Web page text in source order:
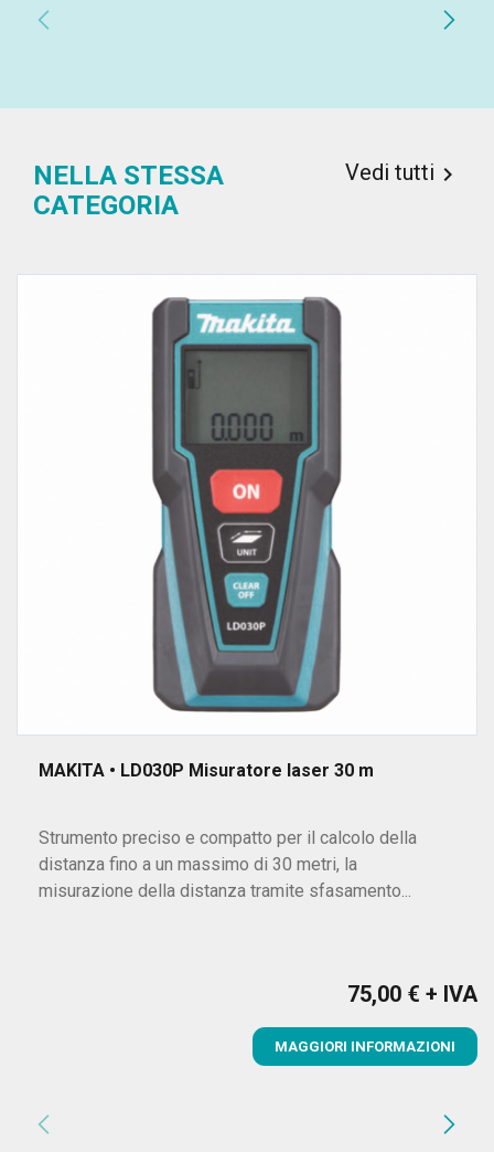
chevron_left chevron_right
NELLA STESSA
CATEGORIA
Vedi tutti 
MAKITA • LD030P Misuratore laser 30 m
Strumento preciso e compatto per il calcolo della
distanza fino a un massimo di 30 metri, la
misurazione della distanza tramite sfasamento...
Prezzo
75,00 € + IVA
MAGGIORI INFORMAZIONI
chevron_left chevron_right